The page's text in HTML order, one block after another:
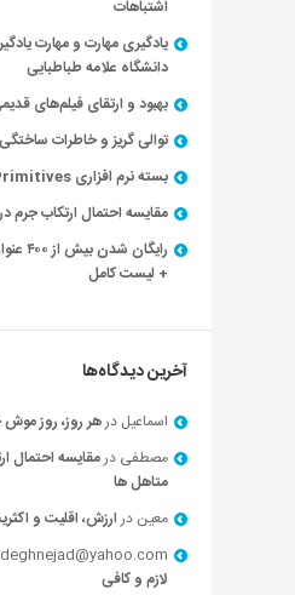
اشتباهات
یادگیری مهارت و مهارت
دانشگاه علامه طباطبایی
بهبود و ارتقای فیلم‌های
توالی گریز و خاطرات
بسته نرم افزاری Primitives
مقایسه احتمال ارتکاب جرم
+ لیست کامل
آخرین دیدگاه‌ها
اسماعیل درهر روز، روز
مصطفی درمقایسه احتمال
متاهل ها
معین درارزش، اقلیت و
لازم و کافی